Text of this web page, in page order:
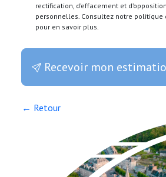
rectification, d’effacement et
personnelles. Consultez notre politique
pour en savoir plus.
Recevoir mon
← Retour